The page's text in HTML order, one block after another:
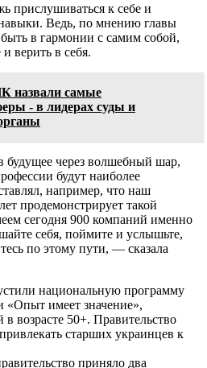
прислушиваться к себе и
Ведь, по мнению главы
в гармонии с самим собой,
верить в себя.
назвали самые
- в лидерах суды и
будущее через волшебный шар,
будут наиболее
например, что наш
продемонстрирует такой
сегодня 900 компаний именно
себя, поймите и услышьте,
по этому пути, — сказала
национальную программу
«Опыт имеет значение»,
возрасте 50+. Правительство
старших украинцев к
приняло два